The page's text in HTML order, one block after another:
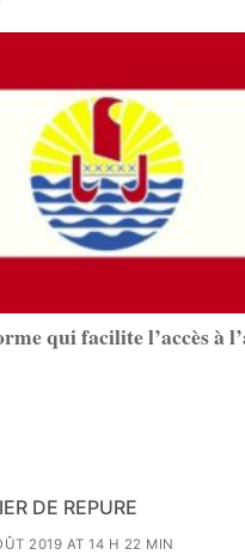
qui facilite l’accès à
DE REPURE
2019 AT 14 H 22 MIN